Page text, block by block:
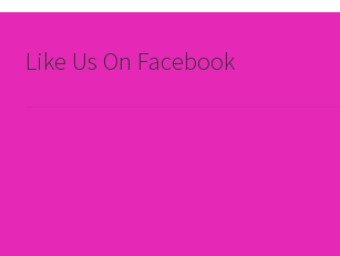
Like Us On Facebook